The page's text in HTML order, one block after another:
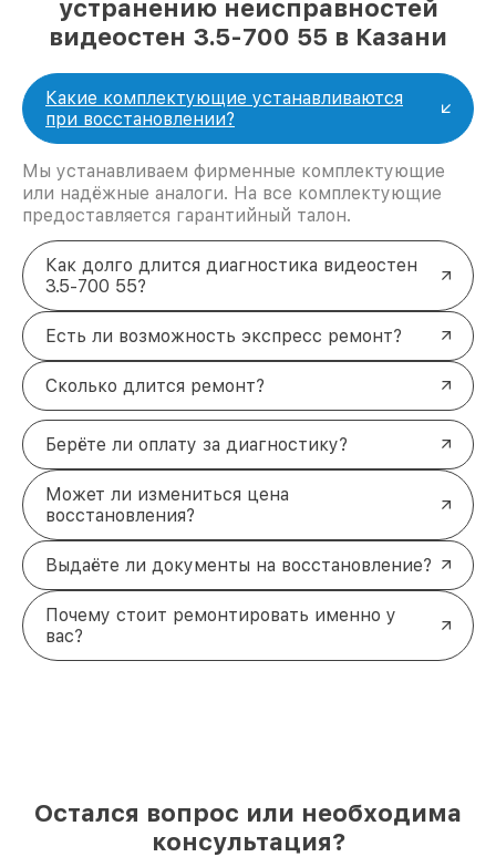
устранению неисправностей
видеостен 3.5-700 55 в Казани
Какие комплектующие устанавливаются
при восстановлении?
Мы устанавливаем фирменные комплектующие
или надёжные аналоги. На все комплектующие
предоставляется гарантийный талон.
Как долго длится диагностика видеостен
3.5-700 55?
Есть ли возможность экспресс ремонт?
Сколько длится ремонт?
Берёте ли оплату за диагностику?
Может ли измениться цена
восстановления?
Выдаёте ли документы на восстановление?
Почему стоит ремонтировать именно у
вас?
Остался вопрос или необходима
консультация?